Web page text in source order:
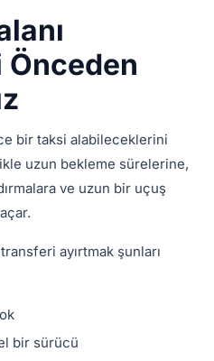
bir taksi alabileceklerini
uzun bekleme sürelerine,
ve uzun bir uçuş
ayırtmak şunları
bir sürücü